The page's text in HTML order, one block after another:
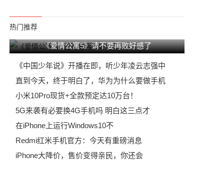
热门推荐
《爱情公寓5》请不要再败好感了
《中国少年说》开播在即，听少年凌云志强中
直到今天，终于明白了，华为为什么要做手机
小米10Pro现货+全款预定达10万台！
5G来袭有必要换4G手机吗 明白这三点才
在iPhone上运行Windows10不
Redmi红米手机官方：今天有重磅消息
iPhone大降价，售价变得亲民，你还会